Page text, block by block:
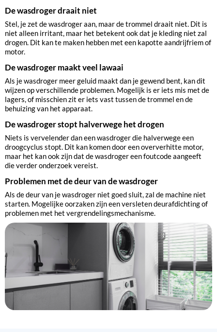
De wasdroger draait niet
Stel, je zet de wasdroger aan, maar de trommel draait niet. Dit is
niet alleen irritant, maar het betekent ook dat je kleding niet zal
drogen. Dit kan te maken hebben met een kapotte aandrijfriem of
motor.
De wasdroger maakt veel lawaai
Als je wasdroger meer geluid maakt dan je gewend bent, kan dit
wijzen op verschillende problemen. Mogelijk is er iets mis met de
lagers, of misschien zit er iets vast tussen de trommel en de
behuizing van het apparaat.
De wasdroger stopt halverwege het drogen
Niets is vervelender dan een wasdroger die halverwege een
droogcyclus stopt. Dit kan komen door een oververhitte motor,
maar het kan ook zijn dat de wasdroger een foutcode aangeeft
die verder onderzoek vereist.
Problemen met de deur van de wasdroger
Als de deur van je wasdroger niet goed sluit, zal de machine niet
starten. Mogelijke oorzaken zijn een versleten deurafdichting of
problemen met het vergrendelingsmechanisme.